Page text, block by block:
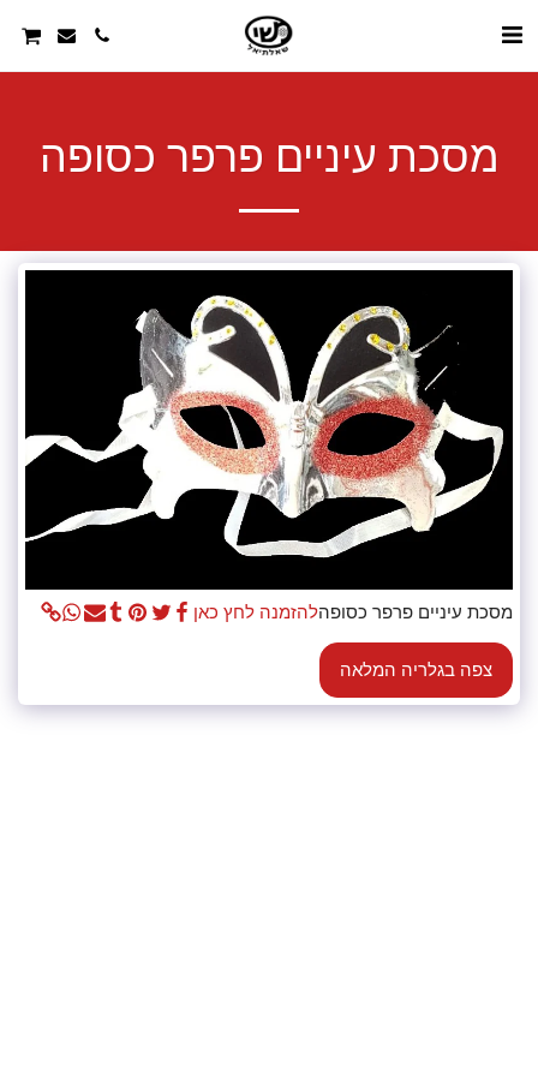
מסכת עיניים פרפר כסופה
מסכת עיניים פרפר כסופהלהזמנה לחץ כאן
צפה בגלריה המלאה